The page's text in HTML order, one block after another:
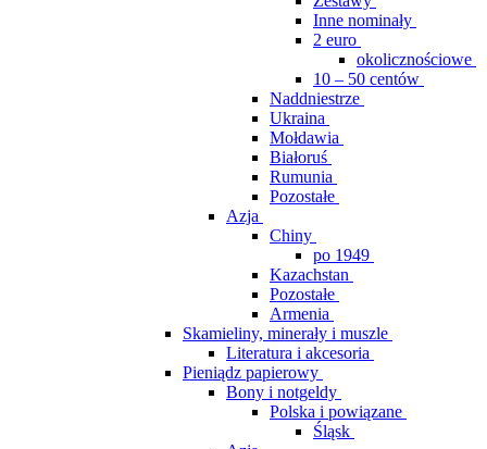
Inne nominały
2 euro
okolicznościowe
10 – 50 centów
Naddniestrze
Ukraina
Mołdawia
Białoruś
Rumunia
Pozostałe
Azja
Chiny
po 1949
Kazachstan
Pozostałe
Armenia
Skamieliny, minerały i muszle
Literatura i akcesoria
Pieniądz papierowy
Bony i notgeldy
Polska i powiązane
Śląsk